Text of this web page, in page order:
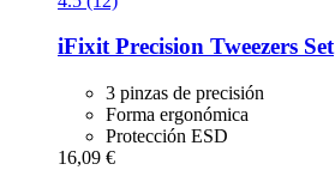
iFixitPrecision Tweezers Set
3 pinzas de precisión
Forma ergonómica
Protección ESD
16,09 €